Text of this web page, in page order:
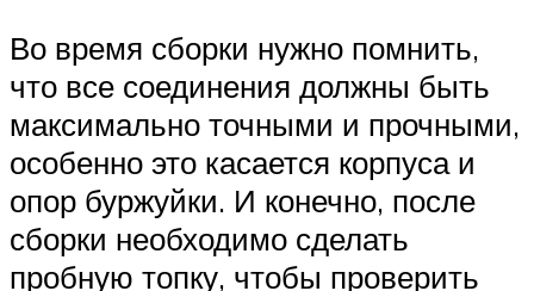
Во время сборки нужно помнить,
что все соединения должны быть
максимально точными и прочными,
особенно это касается корпуса и
опор буржуйки. И конечно, после
сборки необходимо сделать
пробную топку, чтобы проверить